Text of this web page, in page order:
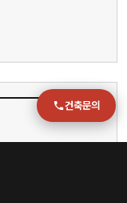
건축문의